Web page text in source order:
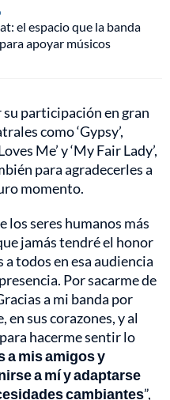
el espacio que la banda
apoyar músicos
participación en gran
como ‘Gypsy’,
Me’ y ‘My Fair Lady’,
para agradecerles a
momento.
los seres humanos más
jamás tendré el honor
todos en esa audiencia
Por sacarme de
a mi banda por
sus corazones, y al
hacerme sentir lo
a mis amigos y
a mí y adaptarse
cambiantes”,